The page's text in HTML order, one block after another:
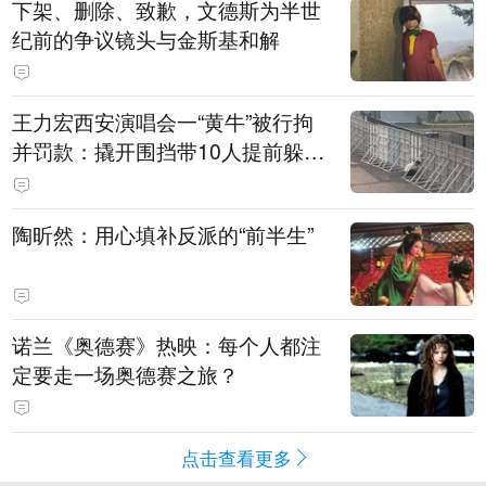
下架、删除、致歉，文德斯为半世
纪前的争议镜头与金斯基和解
王力宏西安演唱会一“黄牛”被行拘
并罚款：撬开围挡带10人提前躲进
场馆清洁室，开唱前还没混入观众
席就被抓
陶昕然：用心填补反派的“前半生”
诺兰《奥德赛》热映：每个人都注
定要走一场奥德赛之旅？
点击查看更多